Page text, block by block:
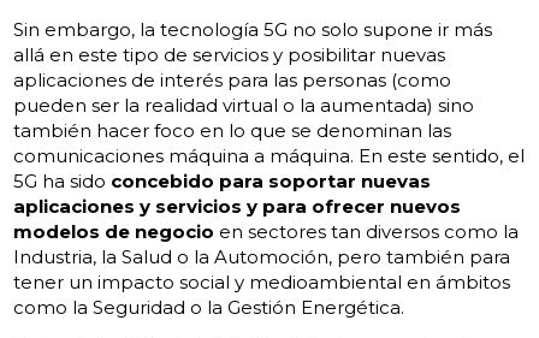
Sin embargo, la tecnología 5G no solo supone ir más
allá en este tipo de servicios y posibilitar nuevas
aplicaciones de interés para las personas (como
pueden ser la realidad virtual o la aumentada) sino
también hacer foco en lo que se denominan las
comunicaciones máquina a máquina. En este sentido, el
5G ha sido concebido para soportar nuevas
aplicaciones y servicios y para ofrecer nuevos
modelos de negocio en sectores tan diversos como la
Industria, la Salud o la Automoción, pero también para
tener un impacto social y medioambiental en ámbitos
como la Seguridad o la Gestión Energética.